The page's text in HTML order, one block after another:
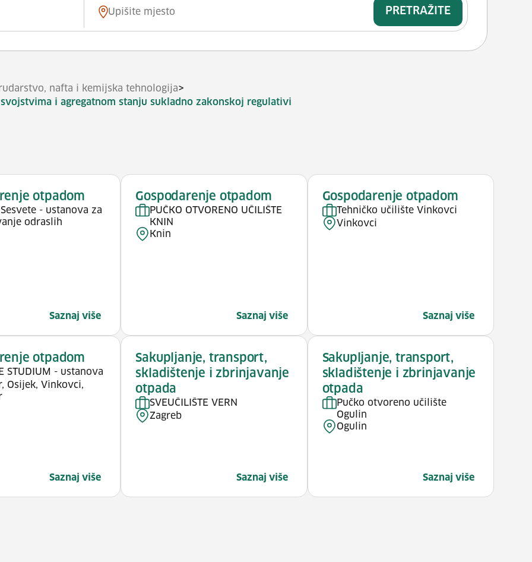
Mjesto
PRETRAŽITE
nafta i kemijska tehnologija>
i agregatnom stanju sukladno zakonskoj regulativi
otpadom
- ustanova za
odraslih
Saznaj više
Gospodarenje otpadom
PUČKO OTVORENO UČILIŠTE
KNIN
Knin
Saznaj više
Gospodarenje otpadom
Tehničko učilište Vinkovci
Vinkovci
Saznaj više
otpadom
STUDIUM - ustanova
Osijek, Vinkovci,
Saznaj više
Sakupljanje, transport,
skladištenje i zbrinjavanje
otpada
SVEUČILIŠTE VERN
Zagreb
Saznaj više
Sakupljanje, transport,
skladištenje i zbrinjavanje
otpada
Pučko otvoreno učilište
Ogulin
Ogulin
Saznaj više